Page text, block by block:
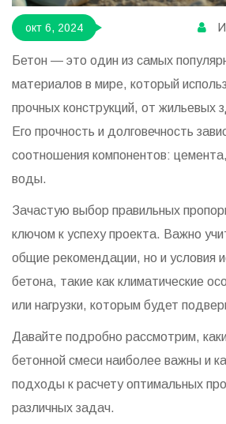
окт 6, 2024
Бетон — это один из самых
материалов в мире, который
прочных конструкций, от жильевых
Его прочность и долговечность
соотношения компонентов: цемента,
воды.
Зачастую выбор правильных
ключом к успеху проекта. Важно
общие рекомендации, но и условия
бетона, такие как климатические
или нагрузки, которым будет
Давайте подробно рассмотрим,
бетонной смеси наиболее важны и
подходы к расчету оптимальных
различных задач.